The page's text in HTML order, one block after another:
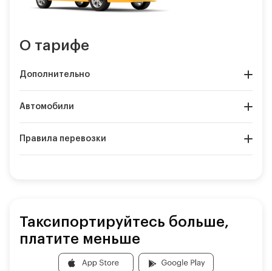
О тарифе
Дополнительно
Автомобили
Правила перевозки
Таксипортируйтесь больше,
платите меньше